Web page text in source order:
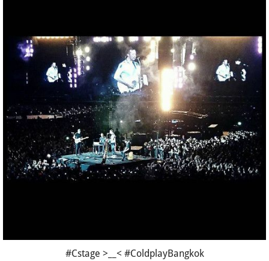
#Cstage >__< #ColdplayBangkok